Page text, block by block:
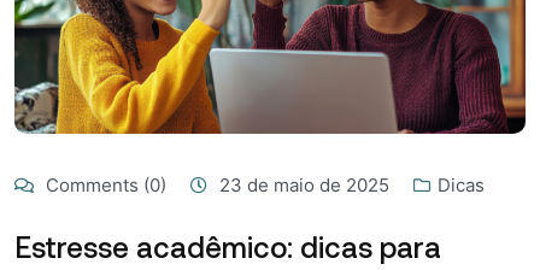
Comments (0) 23 de maio de 2025 Dicas
Estresse acadêmico: dicas para